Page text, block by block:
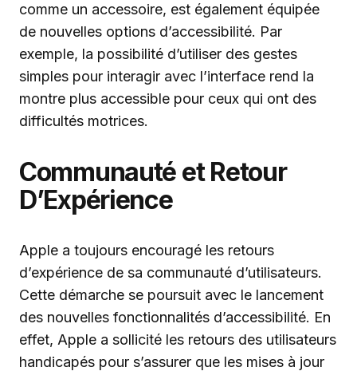
comme un accessoire, est également équipée
de nouvelles options d’accessibilité. Par
exemple, la possibilité d’utiliser des gestes
simples pour interagir avec l’interface rend la
montre plus accessible pour ceux qui ont des
difficultés motrices.
Communauté et Retour
D’Expérience
Apple a toujours encouragé les retours
d’expérience de sa communauté d’utilisateurs.
Cette démarche se poursuit avec le lancement
des nouvelles fonctionnalités d’accessibilité. En
effet, Apple a sollicité les retours des utilisateurs
handicapés pour s’assurer que les mises à jour